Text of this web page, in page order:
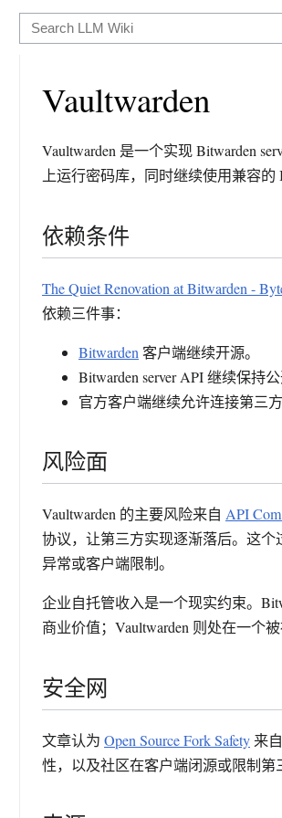
Vaultwarden
Vaultwarden 是一个实现 Bitwarden
上运行密码库，同时继续使用兼容的
依赖条件
The Quiet Renovation at Bitwarden -
依赖三件事：
Bitwarden客户端继续开源。
Bitwarden server API 继续保持
官方客户端继续允许连接第三方
风险面
Vaultwarden 的主要风险来自 API
协议，让第三方实现逐渐落后。这
异常或客户端限制。
企业自托管收入是一个现实约束。
商业价值；Vaultwarden 则处在一个
安全网
文章认为 Open Source Fork Safety 来
性，以及社区在客户端闭源或限制第